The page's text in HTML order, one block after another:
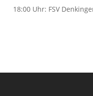
18:00 Uhr: FSV